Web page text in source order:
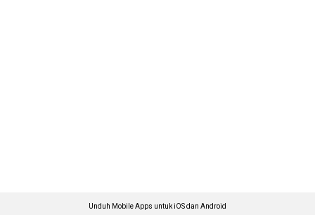
Unduh Mobile Apps untuk iOS dan Android